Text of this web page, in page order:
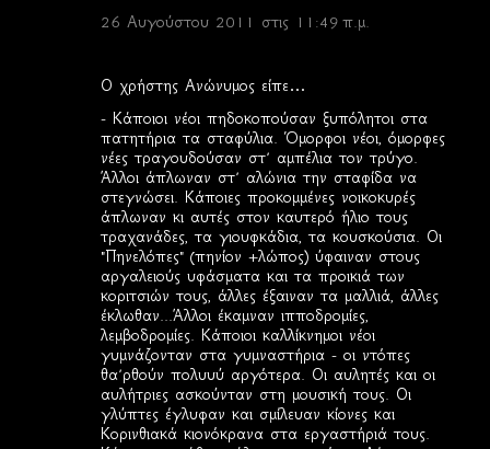
26 Αυγούστου 2011 στις 11:49 π.μ.
Ο χρήστης Ανώνυμος είπε…
- Κάποιοι νέοι πηδοκοπούσαν ξυπόλητοι στα
πατητήρια τα σταφύλια. Όμορφοι νέοι, όμορφες
νέες τραγουδούσαν στ’ αμπέλια τον τρύγο.
Άλλοι άπλωναν στ’ αλώνια την σταφίδα να
στεγνώσει. Κάποιες προκομμένες νοικοκυρές
άπλωναν κι αυτές στον καυτερό ήλιο τους
τραχανάδες, τα γιουφκάδια, τα κουσκούσια. Οι
"Πηνελόπες" (πηνίον +λώπος) ύφαιναν στους
αργαλειούς υφάσματα και τα προικιά των
κοριτσιών τους, άλλες έξαιναν τα μαλλιά, άλλες
έκλωθαν...Άλλοι έκαμναν ιπποδρομίες,
λεμβοδρομίες. Κάποιοι καλλίκνημοι νέοι
γυμνάζονταν στα γυμναστήρια - οι ντόπες
θα’ρθούν πολυυύ αργότερα. Οι αυλητές και οι
αυλήτριες ασκούνταν στη μουσική τους. Οι
γλύπτες έγλυφαν και σμίλευαν κίονες και
Κορινθιακά κιονόκρανα στα εργαστήριά τους.